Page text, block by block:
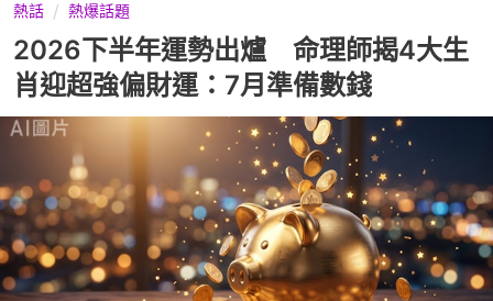
熱話 熱爆話題
2026下半年運勢出爐 命理師揭4大生
肖迎超強偏財運：7月準備數錢